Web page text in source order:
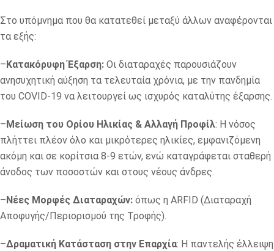
Στο υπόμνημα που θα κατατεθεί μεταξύ άλλων αναφέρονται
τα εξής:
–Κατακόρυφη Έξαρση: Οι διαταραχές παρουσιάζουν
ανησυχητική αύξηση τα τελευταία χρόνια, με την πανδημία
του COVID-19 να λειτουργεί ως ισχυρός καταλύτης έξαρσης.
–Μείωση του Ορίου Ηλικίας & Αλλαγή Προφίλ: Η νόσος
πλήττει πλέον όλο και μικρότερες ηλικίες, εμφανιζόμενη
ακόμη και σε κορίτσια 8-9 ετών, ενώ καταγράφεται σταθερή
άνοδος των ποσοστών και στους νέους άνδρες.
–Νέες Μορφές Διαταραχών: όπως η ARFID (Διαταραχή
Αποφυγής/Περιορισμού της Τροφής).
–Δραματική Κατάσταση στην Επαρχία: Η παντελής έλλειψη